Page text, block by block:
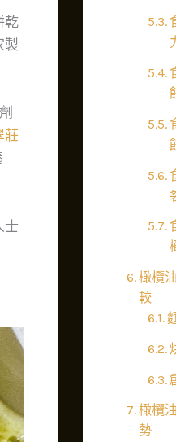
乾
製
莊
士
橄欖
較
橄欖
勢